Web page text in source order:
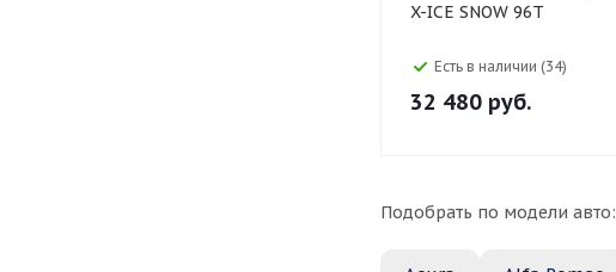
X-ICE SNOW 96T
Есть в наличии (34)
32 480 руб.
Подобрать по модели авто: